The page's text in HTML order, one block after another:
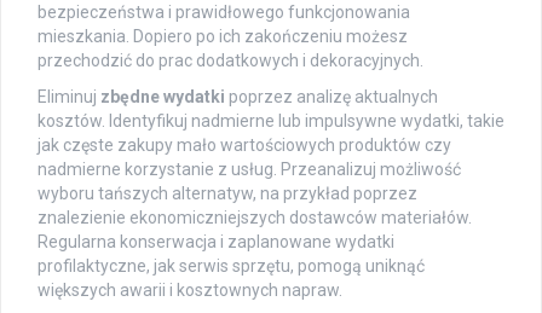
bezpieczeństwa i prawidłowego funkcjonowania
mieszkania. Dopiero po ich zakończeniu możesz
przechodzić do prac dodatkowych i dekoracyjnych.
Eliminuj zbędne wydatki poprzez analizę aktualnych
kosztów. Identyfikuj nadmierne lub impulsywne wydatki, takie
jak częste zakupy mało wartościowych produktów czy
nadmierne korzystanie z usług. Przeanalizuj możliwość
wyboru tańszych alternatyw, na przykład poprzez
znalezienie ekonomiczniejszych dostawców materiałów.
Regularna konserwacja i zaplanowane wydatki
profilaktyczne, jak serwis sprzętu, pomogą uniknąć
większych awarii i kosztownych napraw.